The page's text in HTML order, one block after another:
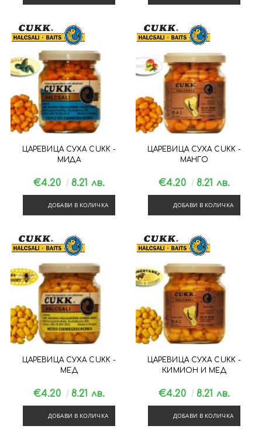
ЦАРЕВИЦА СУХА CUKK -
МИДА
€4.20 8.21 лв.
ДОБАВИ В КОЛИЧКА
ЦАРЕВИЦА СУХА CUKK -
МАНГО
€4.20 8.21 лв.
ДОБАВИ В КОЛИЧКА
ЦАРЕВИЦА СУХА CUKK -
МЕД
€4.20 8.21 лв.
ДОБАВИ В КОЛИЧКА
ЦАРЕВИЦА СУХА CUKK -
КИМИОН И МЕД
€4.20 8.21 лв.
ДОБАВИ В КОЛИЧКА